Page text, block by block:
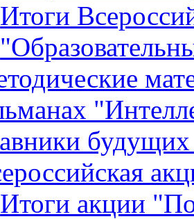
Итоги
Итоги акции